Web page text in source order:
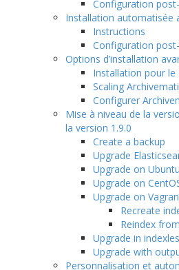
Configuration
Installation automatisée
Instructions
Configuration
Options d’installation
Installation pour
Scaling
Configurer
Mise à niveau de la
la version 1.9.0
Create a backup
Upgrade
Upgrade on
Upgrade on
Upgrade on
Recreate
Reindex
Upgrade in
Upgrade with
Personnalisation et